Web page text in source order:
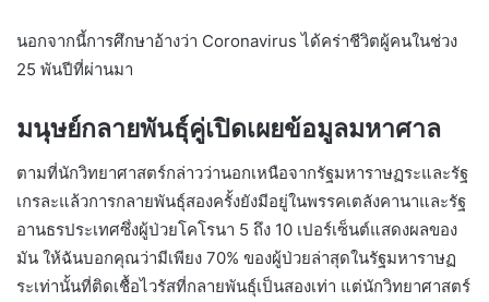
นอกจากนี้การศึกษาอ้างว่า Coronavirus ได้คร่าชีวิตผู้คนในช่วง
25 พันปีที่ผ่านมา
มนุษย์กลายพันธุ์คู่เปิดเผยข้อมูลมหาศาล
ตามที่นักวิทยาศาสตร์กล่าวว่านอกเหนือจากรัฐมหาราษฏระและรัฐ
เกรละแล้วการกลายพันธุ์สองครั้งยังมีอยู่ในพรรคเตลังคานาและรัฐ
อานธรประเทศซึ่งผู้ป่วยโคโรนา 5 ถึง 10 เปอร์เซ็นต์แสดงผลของ
มัน ให้ฉันบอกคุณว่ามีเพียง 70% ของผู้ป่วยล่าสุดในรัฐมหาราษฏ
ระเท่านั้นที่ติดเชื้อไวรัสที่กลายพันธุ์เป็นสองเท่า แต่นักวิทยาศาสตร์